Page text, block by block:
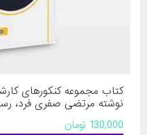
کتاب مجموعه کنکورهای
نوشته مرتضی صفری فرد،
بوالحسنی از بینش
130,000 تومان